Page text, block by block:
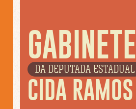
GABINETE
DA DEPUTADA ESTADUAL
CIDA RAMOS